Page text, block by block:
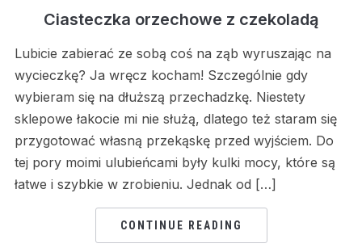
Ciasteczka orzechowe z czekoladą
Lubicie zabierać ze sobą coś na ząb wyruszając na
wycieczkę? Ja wręcz kocham! Szczególnie gdy
wybieram się na dłuższą przechadzkę. Niestety
sklepowe łakocie mi nie służą, dlatego też staram się
przygotować własną przekąskę przed wyjściem. Do
tej pory moimi ulubieńcami były kulki mocy, które są
łatwe i szybkie w zrobieniu. Jednak od […]
CONTINUE READING